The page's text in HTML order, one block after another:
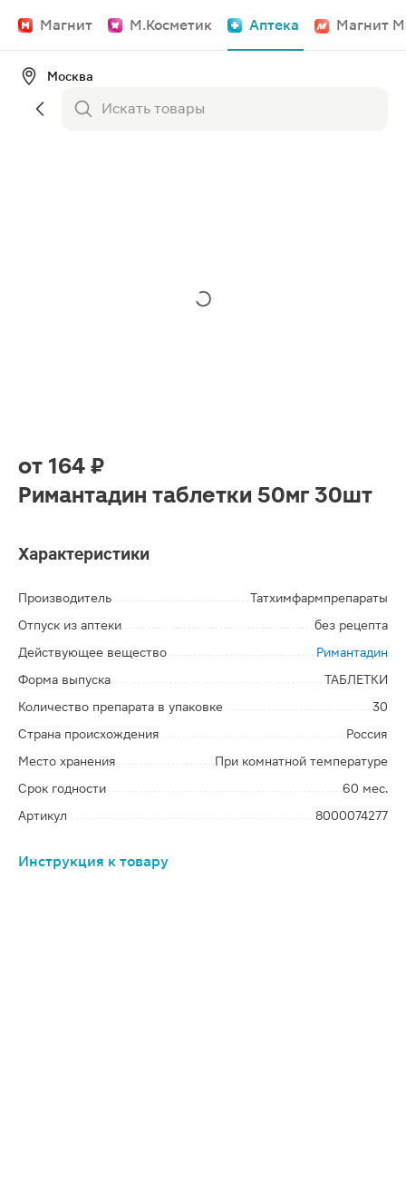
Магнит М.Косметик Аптека Магнит
Москва
от 164 ₽
Римантадин таблетки 50мг 30шт
Характеристики
Производитель
Татхимфармпрепараты
Отпуск из аптеки
без рецепта
Действующее вещество
Римантадин
Форма выпуска
ТАБЛЕТКИ
Количество препарата в упаковке
30
Страна происхождения
Россия
Место хранения
При комнатной температуре
Срок годности
60 мес.
Артикул
8000074277
Инструкция к товару